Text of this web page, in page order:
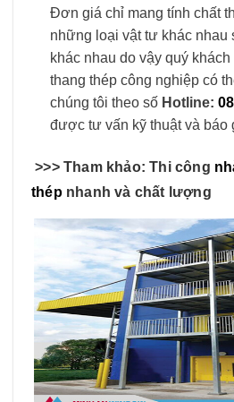
Đơn giá chỉ mang tính chất
những loại vật tư khác nhau
khác nhau do vậy quý
thang thép công nghiệp có
chúng tôi theo số Hotline:
được tư vấn kỹ thuật và báo
>>> Tham khảo: Thi công
thépnhanh và chất lượng